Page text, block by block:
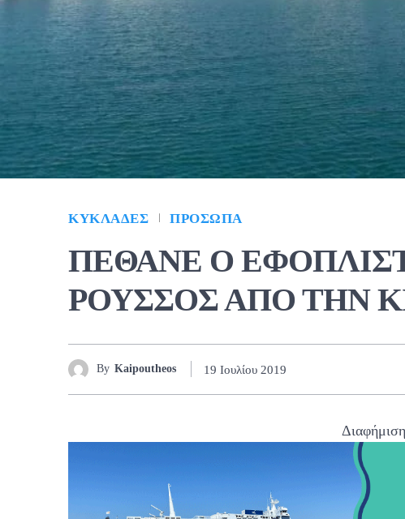
ΚΥΚΛΆΔΕΣ ΠΡΌΣΩΠΑ
ΠΕΘΑΝΕ Ο
ΡΟΥΣΣΟΣ ΑΠΟ ΤΗΝ
By Kaipoutheos 19 Ιουλίου 2019
Διαφήμιση